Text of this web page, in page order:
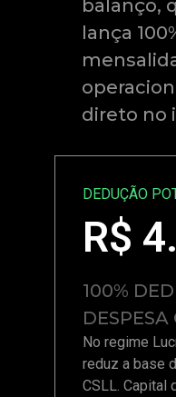
balanço,
lança
direto no
DEDUÇÃO
R$
100%
No regime
reduz a base
CSLL. Capital